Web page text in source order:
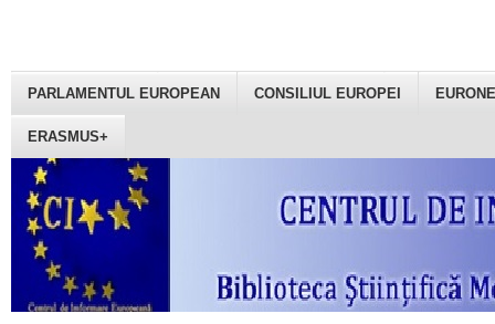
PARLAMENTUL EUROPEAN CONSILIUL EUROPEI
ERASMUS+